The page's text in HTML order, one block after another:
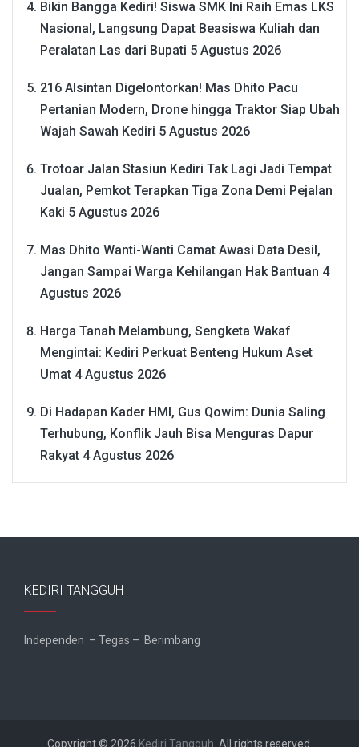
Bikin Bangga Kediri! Siswa SMK Ini Raih Emas LKS
Nasional, Langsung Dapat Beasiswa Kuliah dan
Peralatan Las dari Bupati 5 Agustus 2026
216 Alsintan Digelontorkan! Mas Dhito Pacu
Pertanian Modern, Drone hingga Traktor Siap Ubah
Wajah Sawah Kediri 5 Agustus 2026
Trotoar Jalan Stasiun Kediri Tak Lagi Jadi Tempat
Jualan, Pemkot Terapkan Tiga Zona Demi Pejalan
Kaki 5 Agustus 2026
Mas Dhito Wanti-Wanti Camat Awasi Data Desil,
Jangan Sampai Warga Kehilangan Hak Bantuan 4
Agustus 2026
Harga Tanah Melambung, Sengketa Wakaf
Mengintai: Kediri Perkuat Benteng Hukum Aset
Umat 4 Agustus 2026
Di Hadapan Kader HMI, Gus Qowim: Dunia Saling
Terhubung, Konflik Jauh Bisa Menguras Dapur
Rakyat 4 Agustus 2026
KEDIRI TANGGUH
Independen – Tegas – Berimbang
Copyright © 2026 Kediri Tangguh . All rights reserved.